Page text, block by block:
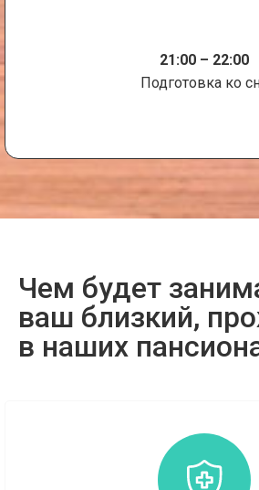
21:00 – 22:00
Подготовка ко
Чем будет
ваш близкий,
в наших